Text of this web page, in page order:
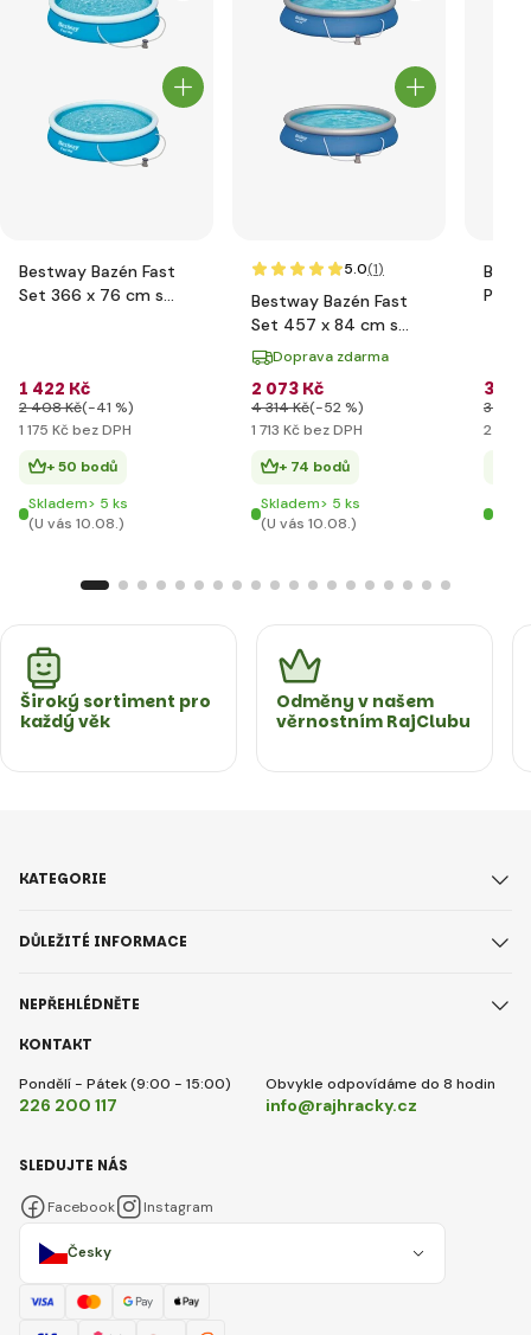
Bestway Bazén Fast
Set 366 x 76 cm s
1 422 Kč
2 408 Kč(-41 %)
1 175 Kč bez DPH
+ 50 bodů
Skladem> 5 ks
(U vás 10.08.)
5.0(1)
Bestway Bazén Fast
Set 457 x 84 cm s
filtracíDoprava zdarma
2 073 Kč
4 314 Kč(-52 %)
1 713 Kč bez DPH
+ 74 bodů
Skladem> 5 ks
(U vás 10.08.)
3
3 591
2 589
Široký sortiment pro
každý věk
Odměny v našem
věrnostním RajClubu
KONTAKT
Pondělí - Pátek (9:00 - 15:00)
226 200 117
Obvykle odpovídáme do 8 hodin
info@rajhracky.cz
KATEGORIE
DŮLEŽITÉ INFORMACE
NEPŘEHLÉDNĚTE
Česky
SLEDUJTE NÁS
Facebook Instagram